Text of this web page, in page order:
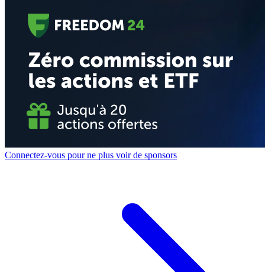
Connectez-vous pour ne plus voir de sponsors